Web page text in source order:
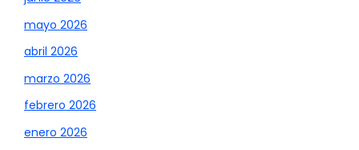
mayo 2026
abril 2026
marzo 2026
febrero 2026
enero 2026